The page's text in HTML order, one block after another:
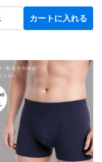
カートに入れる